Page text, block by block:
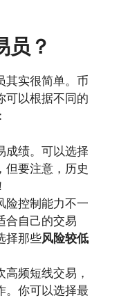
员？
其实很简单。币
可以根据不同的
成绩。可以选择
但要注意，历史
险控制能力不一
合自己的交易
择那些风险较低
高频短线交易，
。你可以选择最